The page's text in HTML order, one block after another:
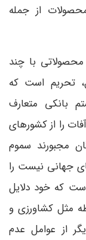
از جمله
محصولاتی با چند
تحریم است که
بانکی متعارف
را از کشورهای
مجبورند سموم
جهانی نیست را
که خود دلایل
مثل کشاورزی و
از عوامل عدم